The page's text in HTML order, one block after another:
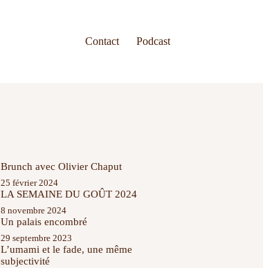
Contact
Podcast
Brunch avec Olivier Chaput
25 février 2024
LA SEMAINE DU GOÛT 2024
8 novembre 2024
Un palais encombré
29 septembre 2023
L’umami et le fade, une même
subjectivité